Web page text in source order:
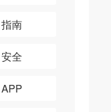
指南
安全
APP